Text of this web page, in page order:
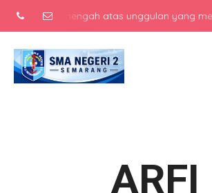
menengah atas unggulan yang
ARFI